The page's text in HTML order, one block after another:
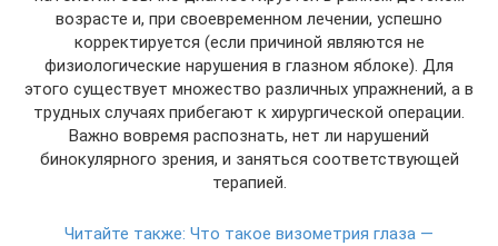
возрасте и, при своевременном лечении, успешно
корректируется (если причиной являются не
физиологические нарушения в глазном яблоке). Для
этого существует множество различных упражнений, а в
трудных случаях прибегают к хирургической операции.
Важно вовремя распознать, нет ли нарушений
бинокулярного зрения, и заняться соответствующей
терапией.
Читайте также: Что такое визометрия глаза —